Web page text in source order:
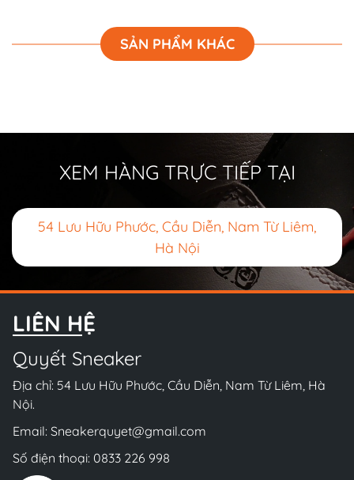
SẢN PHẨM KHÁC
XEM HÀNG TRỰC TIẾP TẠI
54 Lưu Hữu Phước, Cầu Diễn, Nam Từ Liêm,
Hà Nội
LIÊN HỆ
Quyết Sneaker
Địa chỉ: 54 Lưu Hữu Phước, Cầu Diễn, Nam Từ Liêm, Hà
Nội.
Email: Sneakerquyet@gmail.com
Số điện thoại: 0833 226 998